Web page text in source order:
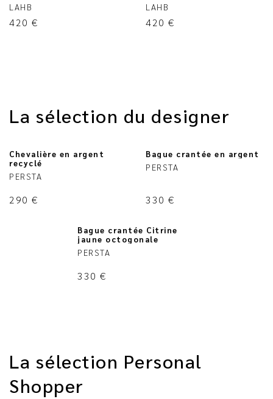
LAHB
420 €
LAHB
420 €
La sélection du designer
Chevalière en argent
recyclé
PERSTA
290 €
Bague crantée en argent
PERSTA
330 €
Bague crantée Citrine
jaune octogonale
PERSTA
330 €
La sélection Personal
Shopper